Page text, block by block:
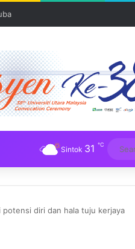
Sintok 31 ℃
potensi diri dan hala tuju kerjaya